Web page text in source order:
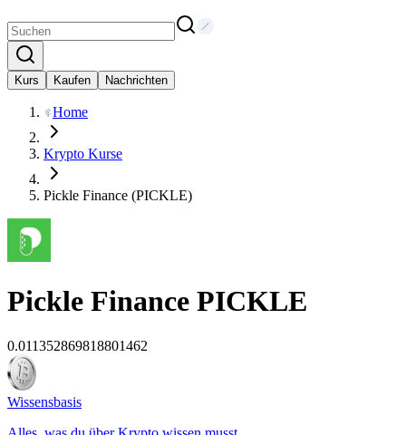
Kurs Kaufen Nachrichten
Home
Krypto Kurse
Pickle Finance (PICKLE)
Pickle Finance PICKLE
0.011352869818801462
Wissensbasis